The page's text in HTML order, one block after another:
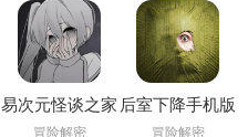
易次元怪谈之家
下载正版官方手
冒险解密
后室下降手机版
下载(Backrooms
冒险解密